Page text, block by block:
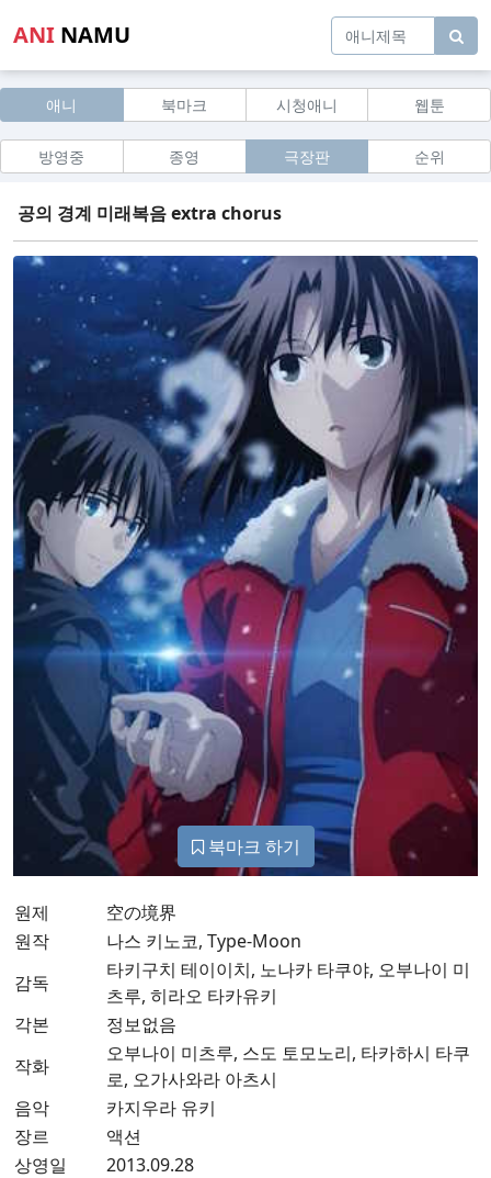
ANI NAMU
애니 북마크 시청애니 웹툰
방영중 종영 극장판 순위
공의 경계 미래복음 extra chorus
북마크 하기
원제
空の境界
원작
나스 키노코, Type-Moon
감독
타키구치 테이이치, 노나카 타쿠야, 오부나이 미
츠루, 히라오 타카유키
각본
정보없음
작화
오부나이 미츠루, 스도 토모노리, 타카하시 타쿠
로, 오가사와라 아츠시
음악
카지우라 유키
장르
액션
상영일
2013.09.28